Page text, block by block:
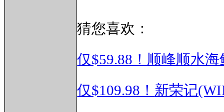
猜您喜欢：
仅$59.88！顺峰顺水
仅$109.98！ 新荣记